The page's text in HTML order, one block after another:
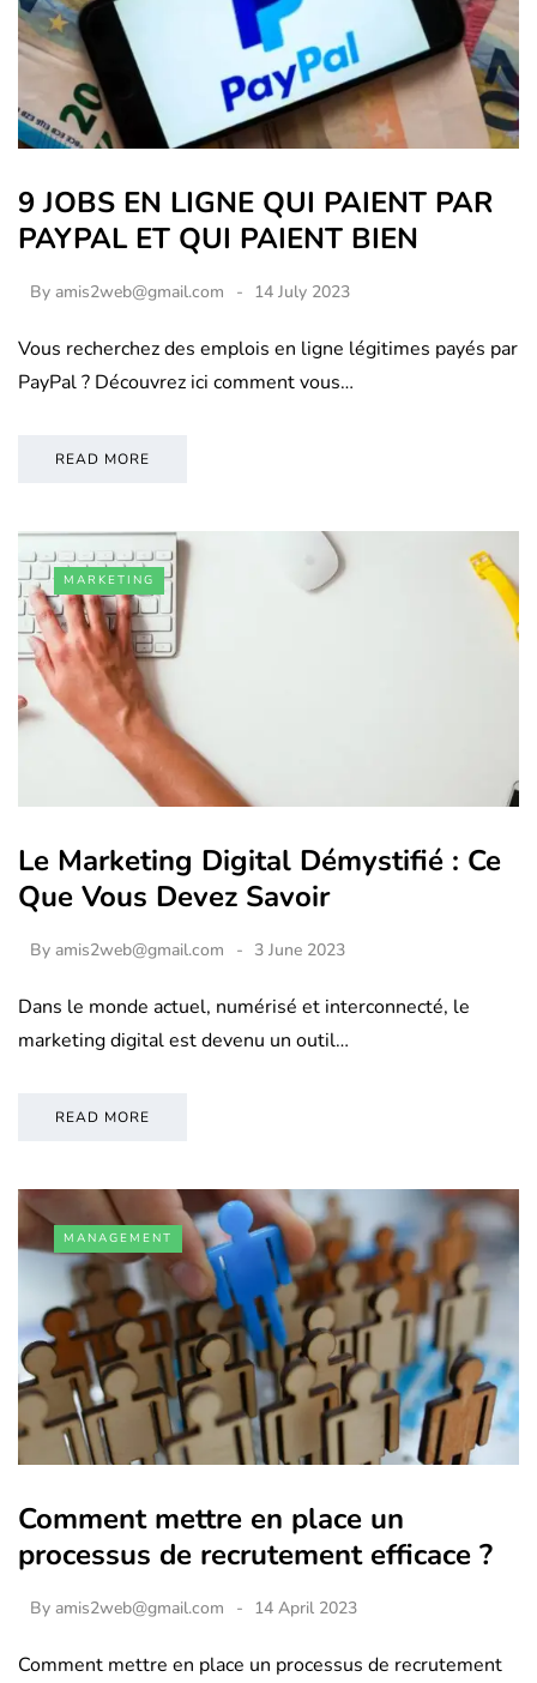
9 JOBS EN LIGNE QUI PAIENT PAR
PAYPAL ET QUI PAIENT BIEN
By amis2web@gmail.com 14 July 2023
Vous recherchez des emplois en ligne légitimes payés par
PayPal ? Découvrez ici comment vous…
READ MORE
MARKETING
Le Marketing Digital Démystifié : Ce
Que Vous Devez Savoir
By amis2web@gmail.com 3 June 2023
Dans le monde actuel, numérisé et interconnecté, le
marketing digital est devenu un outil…
READ MORE
MANAGEMENT
Comment mettre en place un
processus de recrutement efficace ?
By amis2web@gmail.com 14 April 2023
Comment mettre en place un processus de recrutement